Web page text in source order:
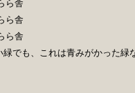
でも、これは青みがかった緑